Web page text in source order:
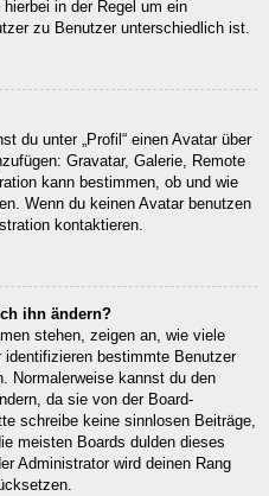
hierbei in der Regel um ein
zu Benutzer unterschiedlich ist.
du unter „Profil“ einen Avatar über
Gravatar, Galerie, Remote
kann bestimmen, ob und wie
Wenn du keinen Avatar benutzen
kontaktieren.
ihn ändern?
stehen, zeigen an, wie viele
bestimmte Benutzer
Normalerweise kannst du den
da sie von der Board-
schreibe keine sinnlosen Beiträge,
meisten Boards dulden dieses
Administrator wird deinen Rang